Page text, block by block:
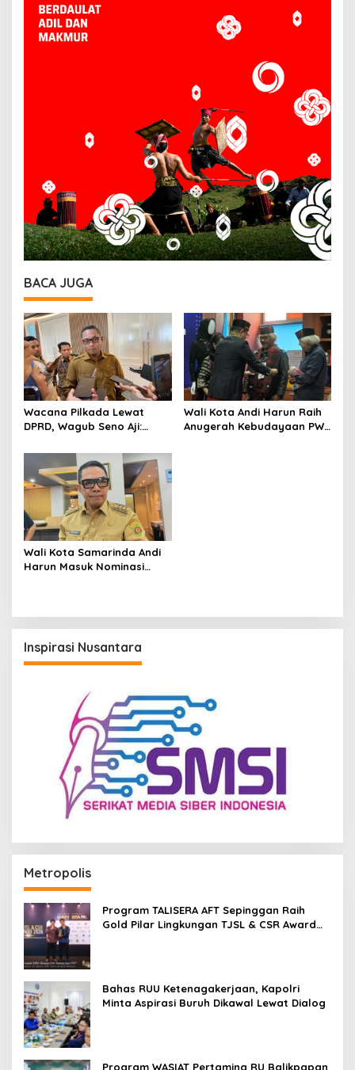
BACA JUGA
Wacana Pilkada Lewat
DPRD, Wagub Seno Aji:
Pemerintah Pusat
Wali Kota Andi Harun Raih
Anugerah Kebudayaan PWI
Wali Kota Samarinda Andi
Harun Masuk Nominasi
Inspirasi Nusantara
Metropolis
Program TALISERA AFT Sepinggan Raih
Gold Pilar Lingkungan TJSL & CSR Award
Bahas RUU Ketenagakerjaan, Kapolri
Minta Aspirasi Buruh Dikawal Lewat Dialog
Program WASIAT Pertamina RU Balikpapan